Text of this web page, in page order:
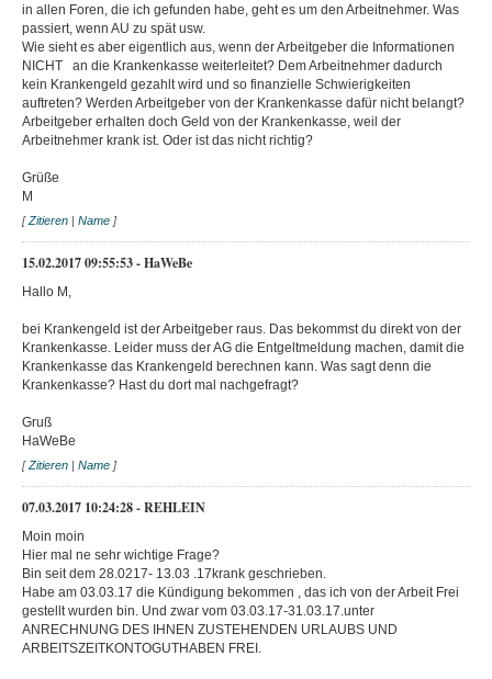
in allen Foren, die ich gefunden habe, geht es um den Arbeitnehmer. Was
passiert, wenn AU zu spät usw.
Wie sieht es aber eigentlich aus, wenn der Arbeitgeber die Informationen
NICHT an die Krankenkasse weiterleitet? Dem Arbeitnehmer dadurch
kein Krankengeld gezahlt wird und so finanzielle Schwierigkeiten
auftreten? Werden Arbeitgeber von der Krankenkasse dafür nicht belangt?
Arbeitgeber erhalten doch Geld von der Krankenkasse, weil der
Arbeitnehmer krank ist. Oder ist das nicht richtig?
Grüße
M
[Zitieren | Name ]
15.02.2017 09:55:53 - HaWeBe
Hallo M,
bei Krankengeld ist der Arbeitgeber raus. Das bekommst du direkt von der
Krankenkasse. Leider muss der AG die Entgeltmeldung machen, damit die
Krankenkasse das Krankengeld berechnen kann. Was sagt denn die
Krankenkasse? Hast du dort mal nachgefragt?
Gruß
HaWeBe
[Zitieren | Name ]
07.03.2017 10:24:28 - REHLEIN
Moin moin
Hier mal ne sehr wichtige Frage?
Bin seit dem 28.0217- 13.03 .17krank geschrieben.
Habe am 03.03.17 die Kündigung bekommen , das ich von der Arbeit Frei
gestellt wurden bin. Und zwar vom 03.03.17-31.03.17.unter
ANRECHNUNG DES IHNEN ZUSTEHENDEN URLAUBS UND
ARBEITSZEITKONTOGUTHABEN FREI.